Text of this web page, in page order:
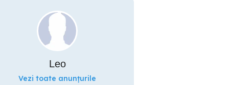
Leo
Vezi toate anunțurile